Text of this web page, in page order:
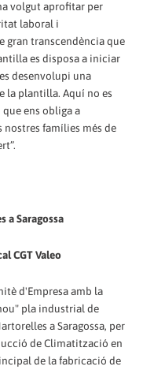
volgut aprofitar per
laboral i
gran transcendència que
es disposa a iniciar
desenvolupi una
la plantilla. Aquí no es
ens obliga a
nostres famílies més de
a Saragossa
CGT Valeo
d'Empresa amb la
pla industrial de
a Saragossa, per
de Climatització en
de la fabricació de